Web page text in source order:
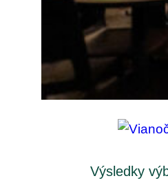
Výsledky